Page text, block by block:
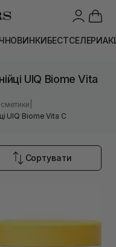
НОВИНКИБЕСТСЕЛЕРИ
UIQ Biome Vita
UIQ Biome Vita C
Сортувати